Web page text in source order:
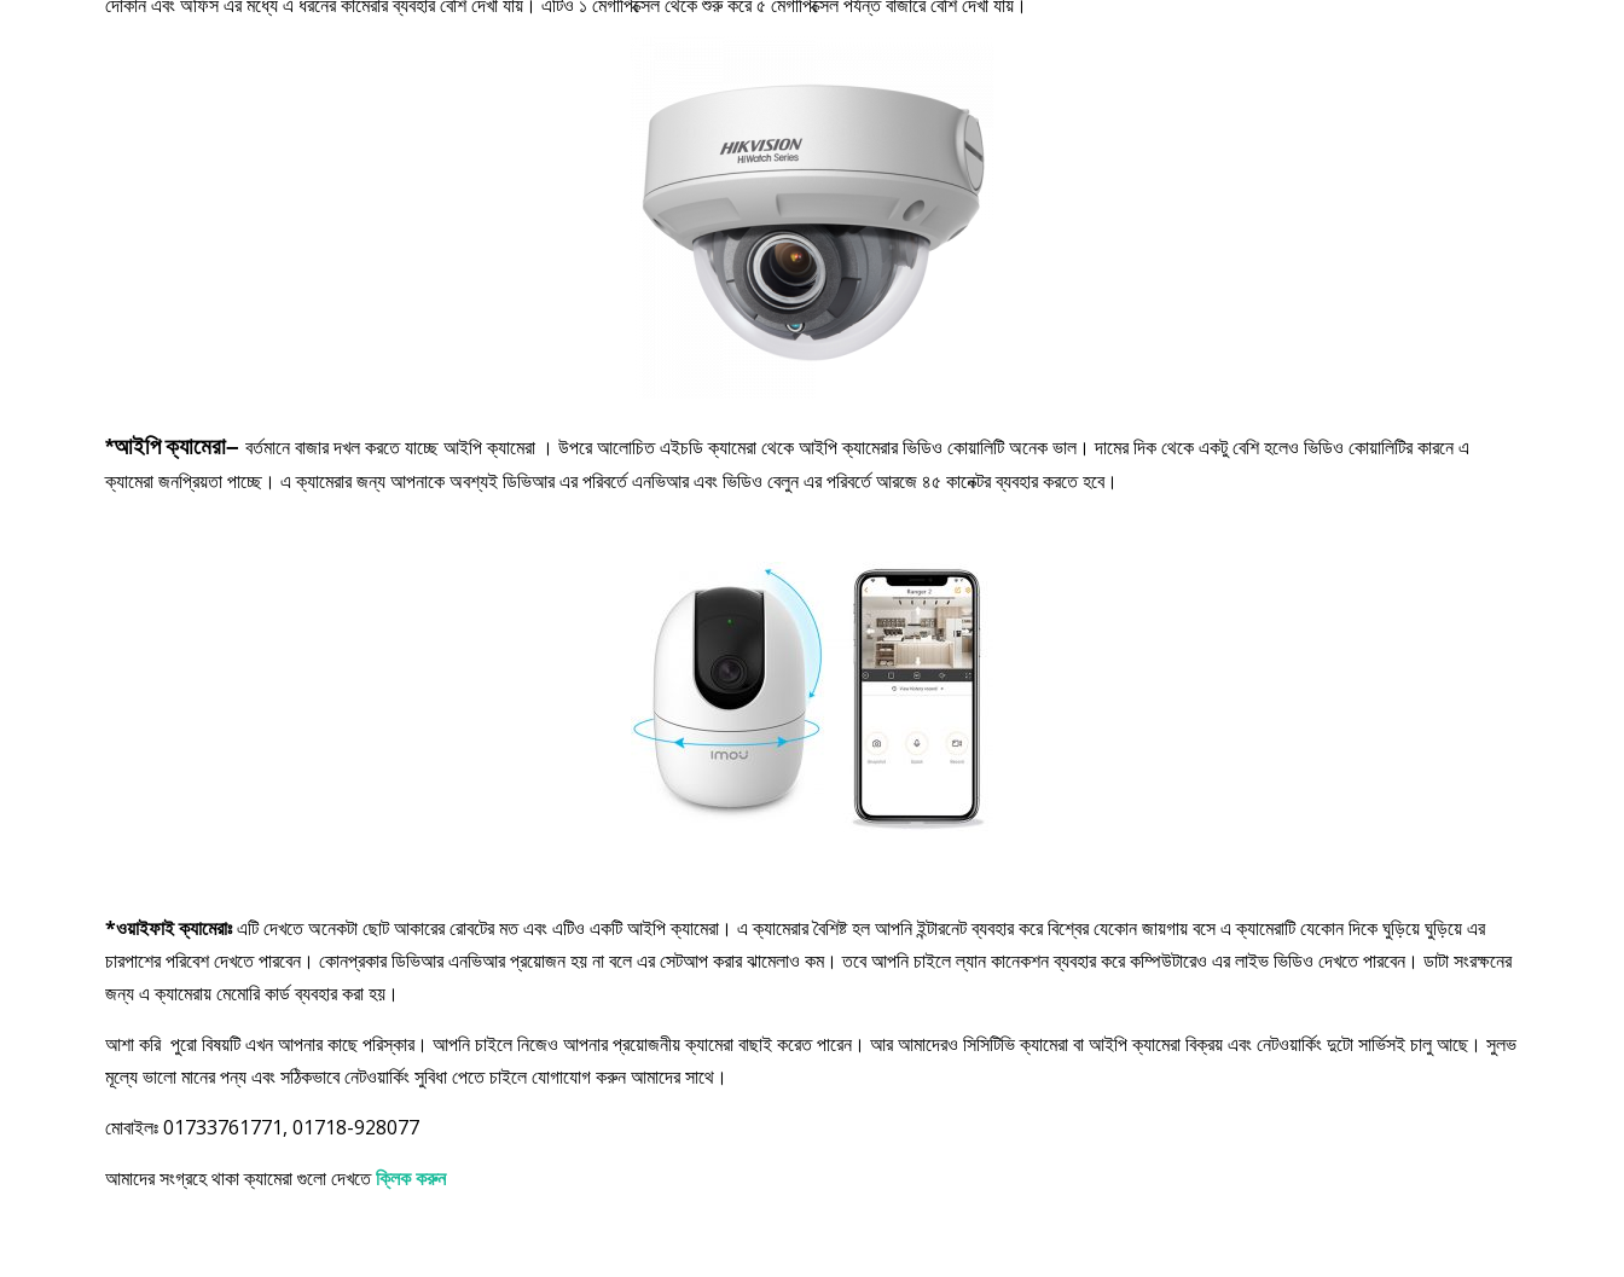
*আইপিক্যামেরা– বর্তমানে বাজার দখল করতে যাচ্ছে আইপি ক্যামেরা । উপরে আলোচিত এইচডি ক্যামেরা থেকে আইপি ক্যামেরার ভিডিও কোয়ালিটি অনেক ভাল। দামের দিক থেকে একটু বেশি হলেও ভিডিও কোয়ালিটির কারনে এ
ক্যামেরা জনপ্রিয়তা পাচ্ছে। এ ক্যামেরার জন্য আপনাকে অবশ্যই ডিভিআর এর পরিবর্তে এনভিআর এবং ভিডিও বেলুন এর পরিবর্তে আরজে ৪৫ কানেক্টর ব্যবহার করতে হবে।
*ওয়াইফাই ক্যামেরাঃএটি দেখতে অনেকটা ছোট আকারের রোবটের মত এবং এটিও একটি আইপি ক্যামেরা। এ ক্যামেরার বৈশিষ্ট হল আপনি ইন্টারনেট ব্যবহার করে বিশ্বের যেকোন জায়গায় বসে এ ক্যামেরাটি যেকোন দিকে ঘুড়িয়ে ঘুড়িয়ে এর
চারপাশের পরিবেশ দেখতে পারবেন। কোনপ্রকার ডিভিআর এনভিআর প্রয়োজন হয় না বলে এর সেটআপ করার ঝামেলাও কম। তবে আপনি চাইলে ল্যান কানেকশন ব্যবহার করে কম্পিউটারেও এর লাইভ ভিডিও দেখতে পারবেন। ডাটা সংরক্ষনের
জন্য এ ক্যামেরায় মেমোরি কার্ড ব্যবহার করা হয়।
আশা করি পুরো বিষয়টি এখন আপনার কাছে পরিস্কার। আপনি চাইলে নিজেও আপনার প্রয়োজনীয় ক্যামেরা বাছাই করেত পারেন। আর আমাদেরও সিসিটিভি ক্যামেরা বা আইপি ক্যামেরা বিক্রয় এবং নেটওয়ার্কিং দুটো সার্ভিসই চালু আছে। সুলভ
মূল্যে ভালো মানের পন্য এবং সঠিকভাবে নেটওয়ার্কিং সুবিধা পেতে চাইলে যোগাযোগ করুন আমাদের সাথে।
মোবাইলঃ 01733761771, 01718-928077
আমাদের সংগ্রহে থাকা ক্যামেরা গুলো দেখতেক্লিক করুন